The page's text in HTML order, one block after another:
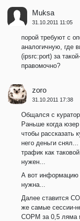
Muksa
31.10.2011 11:05
порой требуют с
аналогичную, где
(ipsrc:port) за
правомочно?
zoro
31.10.2011 17:38
Общался с
Раньше когда
чтобы рассказать
него деньги
трафик как
нужен...
А вот информацию
нужна...
Далее ставится
же самые сессии-
СОРМ за 0,5 ляма